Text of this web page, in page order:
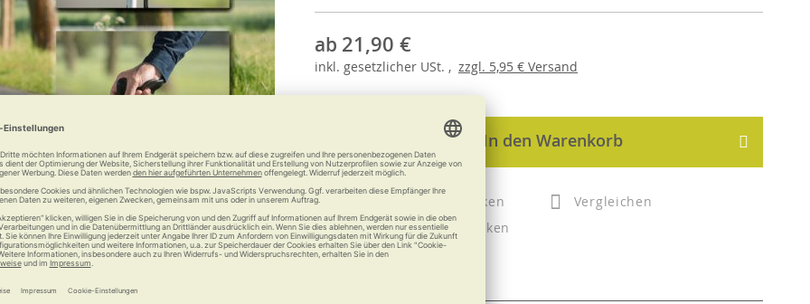
ab 21,90 €
inkl. gesetzlicher USt. , zzgl. 5,95 € Versand
In den Warenkorb
Merken
Vergleichen
Drucken